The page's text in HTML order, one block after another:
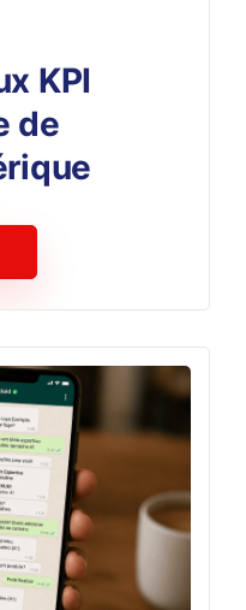
KPI
de